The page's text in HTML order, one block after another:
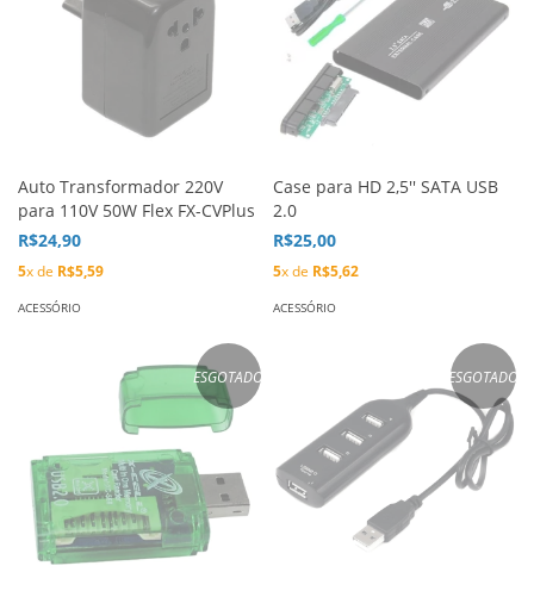
Auto Transformador 220V
para 110V 50W Flex FX-CVPlus
R$24,90
5x de R$5,59
ACESSÓRIO
Case para HD 2,5'' SATA USB
2.0
R$25,00
5x de R$5,62
ACESSÓRIO
ESGOTADO ESGOTADO